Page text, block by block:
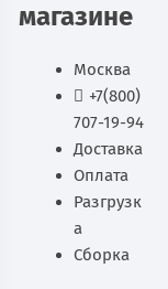
магазине
Москва
+7(800)
707-19-94
Доставка
Оплата
Разгрузк
а
Сборка